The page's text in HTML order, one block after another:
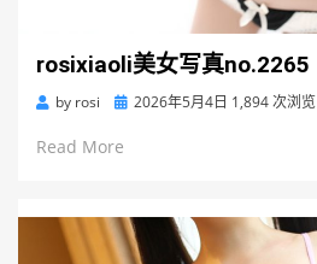
rosixiaoli美女写真no.2265
by rosi
Posted2026年5月4日 1,894 次浏览
Read More